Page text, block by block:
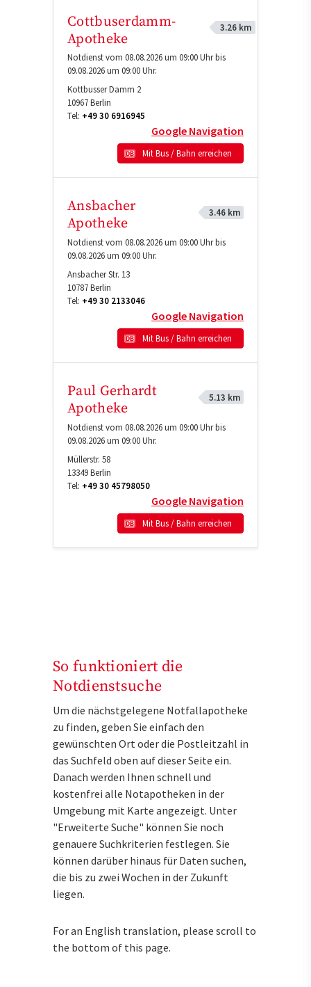
Cottbuserdamm-
Apotheke
3.26 km
Notdienst vom 08.08.2026 um 09:00 Uhr bis
09.08.2026 um 09:00 Uhr.
Kottbusser Damm 2
10967Berlin
Tel: +49 30 6916945
Google Navigation
Mit Bus / Bahn erreichen
Ansbacher
Apotheke
3.46 km
Notdienst vom 08.08.2026 um 09:00 Uhr bis
09.08.2026 um 09:00 Uhr.
Ansbacher Str. 13
10787Berlin
Tel: +49 30 2133046
Google Navigation
Mit Bus / Bahn erreichen
Paul Gerhardt
Apotheke
5.13 km
Notdienst vom 08.08.2026 um 09:00 Uhr bis
09.08.2026 um 09:00 Uhr.
Müllerstr. 58
13349Berlin
Tel: +49 30 45798050
Google Navigation
Mit Bus / Bahn erreichen
So funktioniert die
Notdienstsuche
Um die nächstgelegene Notfallapotheke
zu finden, geben Sie einfach den
gewünschten Ort oder die Postleitzahl in
das Suchfeld oben auf dieser Seite ein.
Danach werden Ihnen schnell und
kostenfrei alle Notapotheken in der
Umgebung mit Karte angezeigt. Unter
"Erweiterte Suche" können Sie noch
genauere Suchkriterien festlegen. Sie
können darüber hinaus für Daten suchen,
die bis zu zwei Wochen in der Zukunft
liegen.
For an English translation, please scroll to
the bottom of this page.